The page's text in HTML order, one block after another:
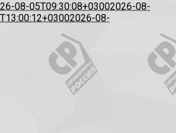
08-05T09:30:08+03002026-08-
2026-08-